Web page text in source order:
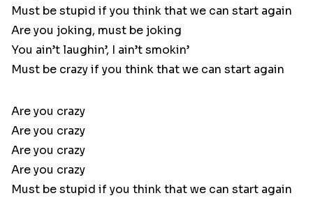
Must be stupid if you think that we can start again
Are you joking, must be joking
You ain’t laughin’, I ain’t smokin’
Must be crazy if you think that we can start again
Are you crazy
Are you crazy
Are you crazy
Are you crazy
Must be stupid if you think that we can start again